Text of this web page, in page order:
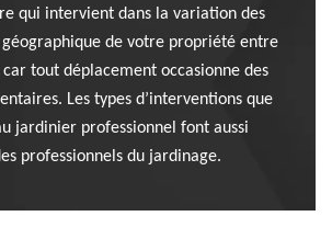
qui intervient dans la variation des
de votre propriété entre
tout déplacement occasionne des
Les types d’interventions que
jardinier professionnel font aussi
professionnels du jardinage.